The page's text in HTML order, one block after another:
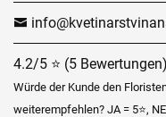
4.2/5 ⭐ (5 Bewertungen)
Würde der Kunde den
weiterempfehlen? JA = 5⭐,